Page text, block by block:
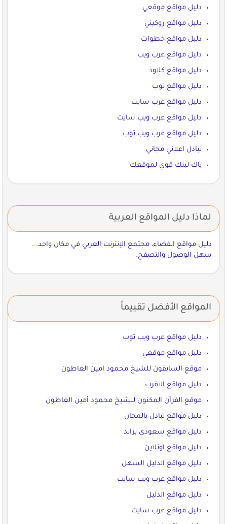
دليل مواقع موقعي
دليل مواقع روكيني
دليل مواقع خطوات
دليل مواقع عرب ويب
دليل مواقع كلاود
دليل مواقع توب
دليل مواقع عرب سايت
دليل مواقع عرب ويب سايت
دليل مواقع عرب ويب توب
تبادل اعلاني مجاني
باك لينك قوي لموقعك
لماذا دليل المواقع العربية
دليل مواقع الفضاء، مجتمع الإنترنت العربي في مكان واحد...
سهل الوصول والتصفح.
المواقع الأفضل تقييماً
دليل مواقع عرب ويب توب
دليل مواقع موقعي
موقع السابقون للشيخ محمود امين العاطون
دليل مواقع الاقرب
موقع القرآن المكنون للشيخ محمود أمين العاطون
دليل مواقع تبادل بالمجان
دليل مواقع سعودي براند
دليل مواقع اونلاين
دليل مواقع الدليل السهل
دليل مواقع عرب ويب سايت
دليل مواقع الدليل
دليل مواقع عرب سايت